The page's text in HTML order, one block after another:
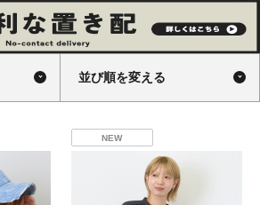
並び順を変える
NEW